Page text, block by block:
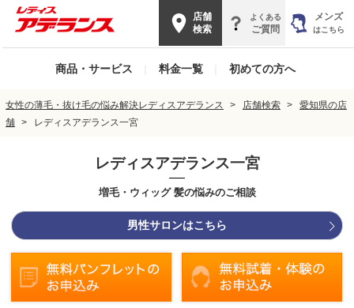
店舗
検索
よくある
ご質問
メンズ
はこちら
商品・サービス 料金一覧 初めての方へ
女性の薄毛・抜け毛の悩み解決レディスアデランス 店舗検索
愛知県の店
舗
レディスアデランス一宮
レディスアデランス一宮
増毛・ウィッグ 髪の悩みのご相談
男性サロンはこちら